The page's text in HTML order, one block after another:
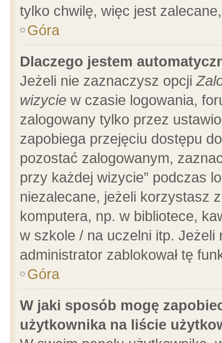
tylko chwilę, więc jest
Góra
Dlaczego jestem
Jeżeli nie zaznaczysz opcji
wizycie w czasie logowania,
zalogowany tylko przez
zapobiega przejęciu dostępu
pozostać zalogowanym,
przy każdej wizycie” podczas
niezalecane, jeżeli korzystasz
komputera, np. w bibliotece,
w szkole / na uczelni itp.
administrator zablokował tę
Góra
W jaki sposób mogę
użytkownika na liście